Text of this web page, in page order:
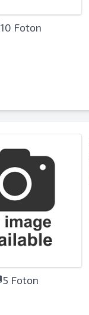
10 Foton
5 Foton